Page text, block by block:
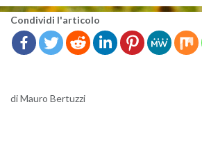
Con­di­vi­di l'ar­ti­co­lo
di Mauro Ber­tuz­zi